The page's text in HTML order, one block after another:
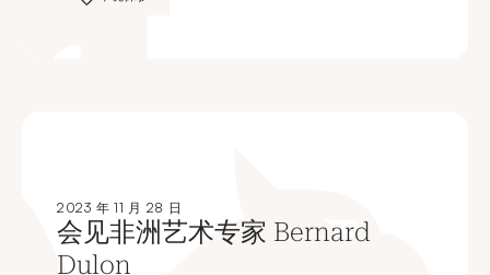
2023 年 11 月 28 日
会见非洲艺术专家 Bernard
Dulon